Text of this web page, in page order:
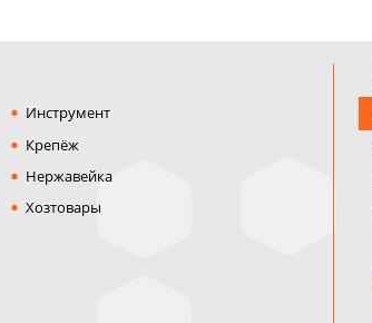
Инструмент
Крепёж
Нержавейка
Хозтовары